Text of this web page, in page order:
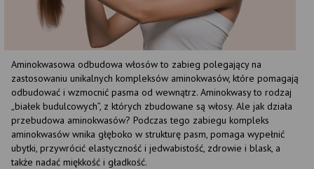
Aminokwasowa odbudowa włosów to zabieg polegający na
zastosowaniu unikalnych kompleksów aminokwasów, które pomagają
odbudować i wzmocnić pasma od wewnątrz. Aminokwasy to rodzaj
„białek budulcowych”, z których zbudowane są włosy. Ale jak działa
przebudowa aminokwasów? Podczas tego zabiegu kompleks
aminokwasów wnika głęboko w strukturę pasm, pomaga wypełnić
ubytki, przywrócić elastyczność i jedwabistość, zdrowie i blask, a
także nadać miękkość i gładkość.